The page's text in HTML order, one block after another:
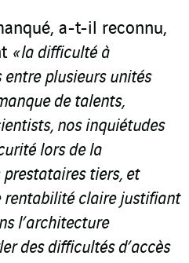
a-t-il reconnu,
« la difficulté à
plusieurs unités
de talents,
nos inquiétudes
lors de la
tiers, et
rentabilité claire justifiant
l’architecture
des difficultés d’accès